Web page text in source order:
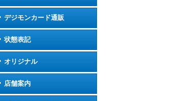
デジモンカード通販
状態表記
オリジナル
店舗案内